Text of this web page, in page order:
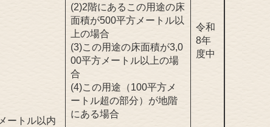
ートル以内
(2)2階にあるこの用途の床
面積が500平方メートル以
上の場合
(3)この用途の床面積が3,0
00平方メートル以上の場
合
(4)この用途（100平方メ
ートル超の部分）が地階
にある場合
令和
8年
度中